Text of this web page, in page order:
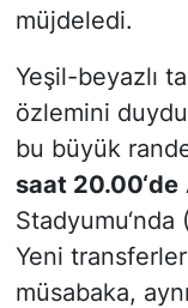
müjdeledi.
Yeşil-beyazlı
özlemini
bu büyük
saat 20.00‘de
Yeni
müsabaka,